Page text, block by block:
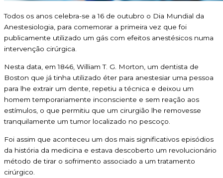
Todos os anos celebra-se a 16 de outubro o Dia Mundial da
Anestesiologia, para comemorar a primeira vez que foi
publicamente utilizado um gás com efeitos anestésicos numa
intervenção cirúrgica.
Nesta data, em 1846, William T. G. Morton, um dentista de
Boston que já tinha utilizado éter para anestesiar uma pessoa
para lhe extrair um dente, repetiu a técnica e deixou um
homem temporariamente inconsciente e sem reação aos
estímulos, o que permitiu que um cirurgião lhe removesse
tranquilamente um tumor localizado no pescoço.
Foi assim que aconteceu um dos mais significativos episódios
da história da medicina e estava descoberto um revolucionário
método de tirar o sofrimento associado a um tratamento
cirúrgico.